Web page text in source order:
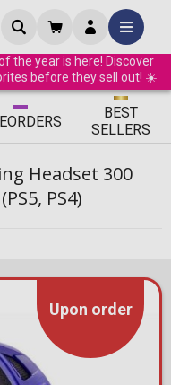
the year is here! Discover
before they sell out! ☀️
ORDERS
BEST
SELLERS
Headset 300
PS4)
Upon order